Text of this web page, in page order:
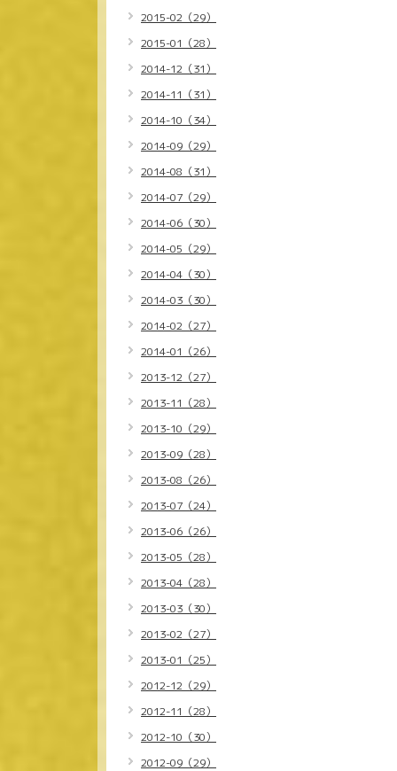
2015-02（29）
2015-01（28）
2014-12（31）
2014-11（31）
2014-10（34）
2014-09（29）
2014-08（31）
2014-07（29）
2014-06（30）
2014-05（29）
2014-04（30）
2014-03（30）
2014-02（27）
2014-01（26）
2013-12（27）
2013-11（28）
2013-10（29）
2013-09（28）
2013-08（26）
2013-07（24）
2013-06（26）
2013-05（28）
2013-04（28）
2013-03（30）
2013-02（27）
2013-01（25）
2012-12（29）
2012-11（28）
2012-10（30）
2012-09（29）